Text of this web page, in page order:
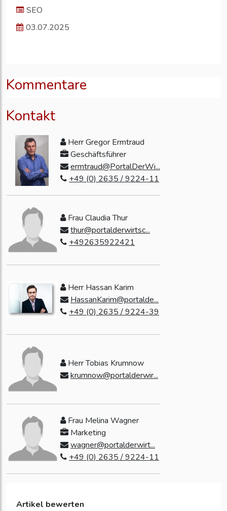
SEO
03.07.2025
Kommentare
Kontakt
Herr Gregor Ermtraud
Geschäftsführer
ermtraud@PortalDerWi...
+49 (0) 2635 / 9224-11
Frau Claudia Thur
thur@portalderwirtsc...
+492635922421
Herr Hassan Karim
HassanKarim@portalde...
+49 (0) 2635 / 9224-39
Herr Tobias Krumnow
krumnow@portalderwir...
Frau Melina Wagner
Marketing
wagner@portalderwirt...
+49 (0) 2635 / 9224-11
Artikel bewerten